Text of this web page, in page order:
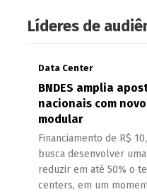
Líderes de
Data Center
BNDES amplia
nacionais com
modular
Financiamento de R$
busca desenvolver
reduzir em até 50% o
centers, em um